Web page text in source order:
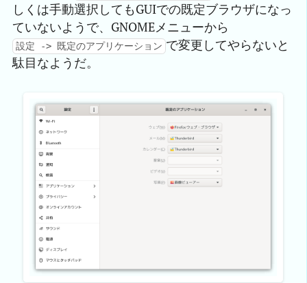
しくは手動選択してもGUIでの既定ブラウザになっ
ていないようで、GNOMEメニューから
設定 -> 既定のアプリケーション で変更してやらないと
駄目なようだ。